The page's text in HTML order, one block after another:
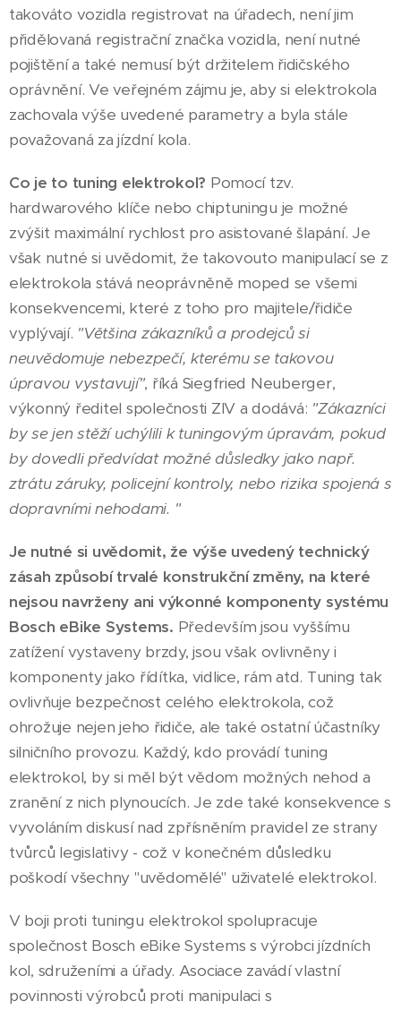
takováto vozidla registrovat na úřadech, není jim
přidělovaná registrační značka vozidla, není nutné
pojištění a také nemusí být držitelem řidičského
oprávnění. Ve veřejném zájmu je, aby si elektrokola
zachovala výše uvedené parametry a byla stále
považovaná za jízdní kola.
Co je to tuning elektrokol? Pomocí tzv.
hardwarového klíče nebo chiptuningu je možné
zvýšit maximální rychlost pro asistované šlapání. Je
však nutné si uvědomit, že takovouto manipulací se z
elektrokola stává neoprávněně moped se všemi
konsekvencemi, které z toho pro majitele/řidiče
vyplývají. "Většina zákazníků a prodejců si
neuvědomuje nebezpečí, kterému se takovou
úpravou vystavují", říká Siegfried Neuberger,
výkonný ředitel společnosti ZIV a dodává: "Zákazníci
by se jen stěží uchýlili k tuningovým úpravám, pokud
by dovedli předvídat možné důsledky jako např.
ztrátu záruky, policejní kontroly, nebo rizika spojená s
dopravními nehodami. "
Je nutné si uvědomit, že výše uvedený technický
zásah způsobí trvalé konstrukční změny, na které
nejsou navrženy ani výkonné komponenty systému
Bosch eBike Systems. Především jsou vyššímu
zatížení vystaveny brzdy, jsou však ovlivněny i
komponenty jako řídítka, vidlice, rám atd. Tuning tak
ovlivňuje bezpečnost celého elektrokola, což
ohrožuje nejen jeho řidiče, ale také ostatní účastníky
silničního provozu. Každý, kdo provádí tuning
elektrokol, by si měl být vědom možných nehod a
zranění z nich plynoucích. Je zde také konsekvence s
vyvoláním diskusí nad zpřísněním pravidel ze strany
tvůrců legislativy - což v konečném důsledku
poškodí všechny "uvědomělé" uživatelé elektrokol.
V boji proti tuningu elektrokol spolupracuje
společnost Bosch eBike Systems s výrobci jízdních
kol, sdruženími a úřady. Asociace zavádí vlastní
povinnosti výrobců proti manipulaci s